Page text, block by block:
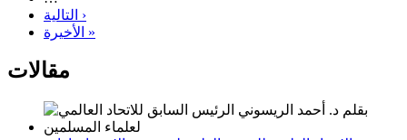
التالية ›
الأخيرة »
مقالات